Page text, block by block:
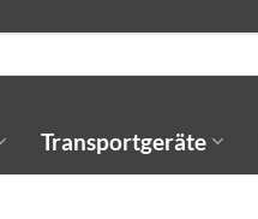
Transportgeräte